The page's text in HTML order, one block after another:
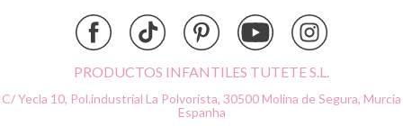
PRODUCTOS INFANTILES TUTETE S.L.
C/ Yecla 10, Pol.industrial La Polvorista, 30500 Molina de Segura, Murcia
Espanha